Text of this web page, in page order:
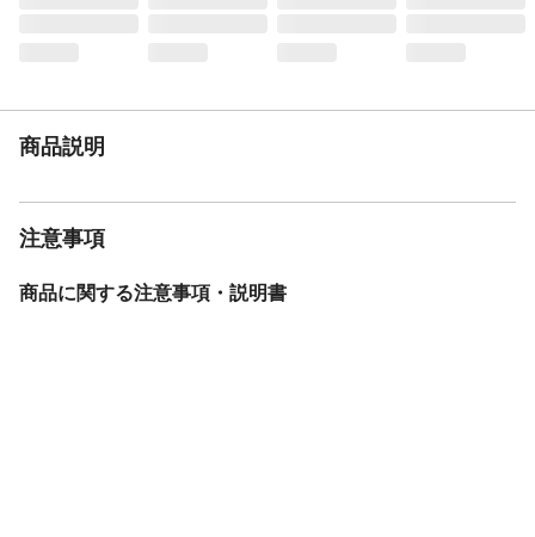
商品説明
注意事項
商品に関する注意事項・説明書